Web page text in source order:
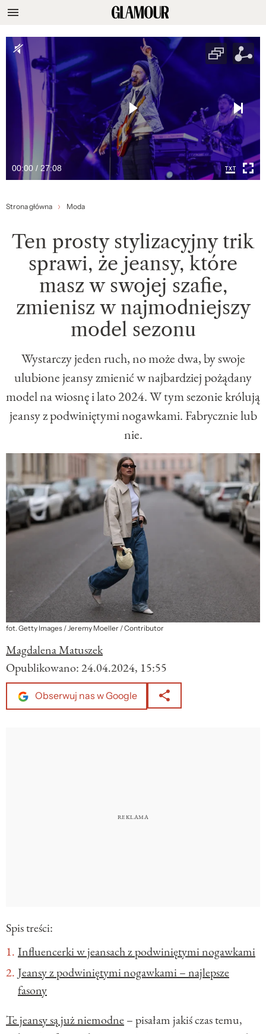
00:00 / 27:08
Strona główna Moda
Ten prosty stylizacyjny trik
sprawi, że jeansy, które
masz w swojej szafie,
zmienisz w najmodniejszy
model sezonu
Wystarczy jeden ruch, no może dwa, by swoje
ulubione jeansy zmienić w najbardziej pożądany
model na wiosnę i lato 2024. W tym sezonie królują
jeansy z podwiniętymi nogawkami. Fabrycznie lub
nie.
fot. Getty Images / Jeremy Moeller / Contributor
Magdalena Matuszek
Opublikowano:24.04.2024, 15:55
Obserwuj nas w Google
Spis treści:
Influencerki w jeansach z podwiniętymi nogawkami
Jeansy z podwiniętymi nogawkami – najlepsze
fasony
Te jeansy są już niemodne– pisałam jakiś czas temu,